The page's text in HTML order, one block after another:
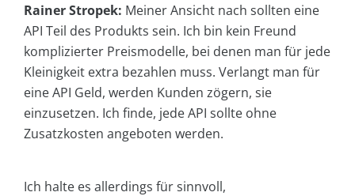
Rainer Stropek: Meiner Ansicht nach sollten eine
API Teil des Produkts sein. Ich bin kein Freund
komplizierter Preismodelle, bei denen man für jede
Kleinigkeit extra bezahlen muss. Verlangt man für
eine API Geld, werden Kunden zögern, sie
einzusetzen. Ich finde, jede API sollte ohne
Zusatzkosten angeboten werden.
Ich halte es allerdings für sinnvoll,